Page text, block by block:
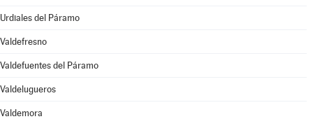
Urdiales del Páramo
Valdefresno
Valdefuentes del Páramo
Valdelugueros
Valdemora